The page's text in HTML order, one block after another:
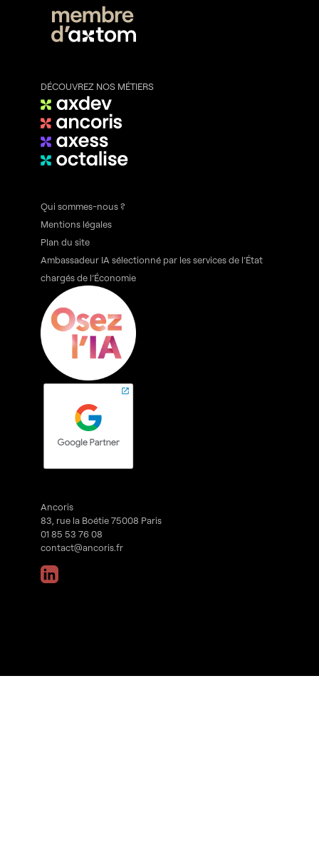
DÉCOUVREZ NOS MÉTIERS
Qui sommes-nous ?
Mentions légales
Plan du site
Ambassadeur IA sélectionné par les services de l’État
chargés de l’Économie
Ancoris
83, rue la Boétie 75008 Paris
01 85 53 76 08
contact@ancoris.fr